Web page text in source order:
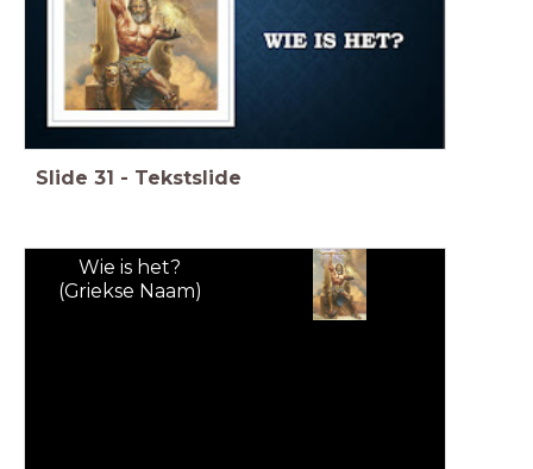
Slide 31 - Tekstslide
Wie is het?
(Griekse Naam)